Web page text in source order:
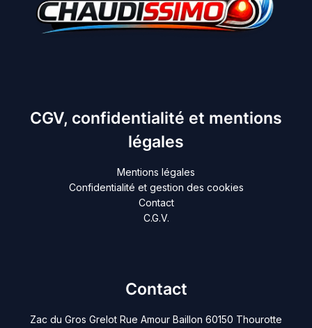
CGV, confidentialité et mentions
légales
Mentions légales
Confidentialité et gestion des cookies
Contact
C.G.V.
Contact
Zac du Gros Grelot Rue Amour Baillon 60150 Thourotte